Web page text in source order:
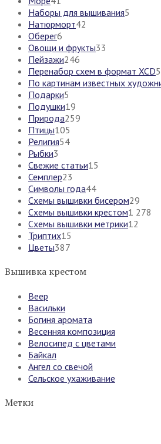
Наборы для вышивания5
Натюрморт42
Оберег6
Овощи и фрукты33
Пейзажи246
Перенабор схем в формат XCD5
По картинам известных
Подарки5
Подушки19
Природа259
Птицы105
Религия54
Рыбки3
Свежие статьи15
Семплер23
Символы года44
Схемы вышивки бисером29
Схемы вышивки крестом1 278
Схемы вышивки метрики12
Триптих15
Цветы387
Вышивка крестом
Веер
Васильки
Богиня аромата
Весенняя композиция
Велосипед с цветами
Байкал
Ангел со свечой
Сельское ухаживание
Метки